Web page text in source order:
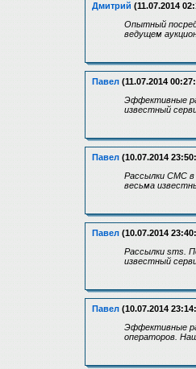
Дмитрий (11.07.2014
Опытный
ведущем
Павел (11.07.2014
Эффективные
известный
Павел (10.07.2014
Рассылки СМС в
весьма
Павел (10.07.2014
Рассылки sms.
известный
Павел (10.07.2014
Эффективные
операторов.